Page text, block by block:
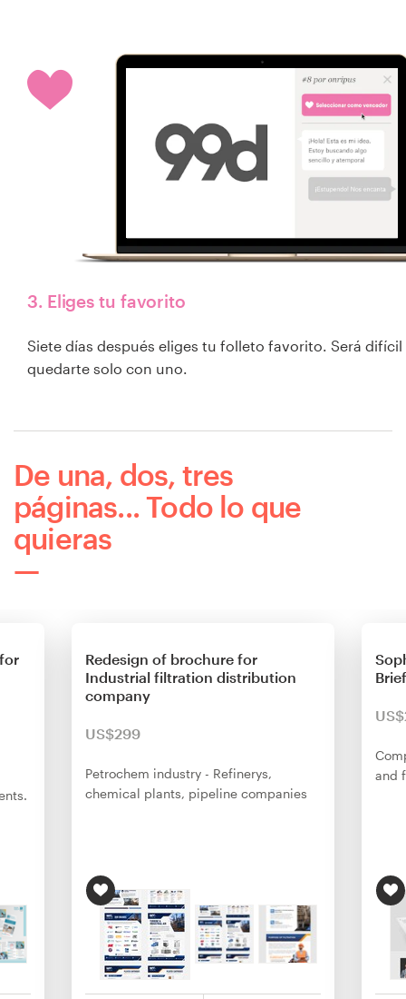
3. Eliges tu favorito
Siete días después eliges tu folleto favorito. Será difícil
quedarte solo con uno.
De una, dos, tres
páginas... Todo lo que
quieras
Redesign of brochure for
Industrial filtration distribution
company
US$299
Petrochem industry - Refinerys,
chemical plants, pipeline companies
and